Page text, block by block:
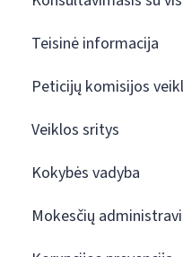
Teisinė informacija
Peticijų komisijos
Veiklos sritys
Kokybės vadyba
Mokesčių